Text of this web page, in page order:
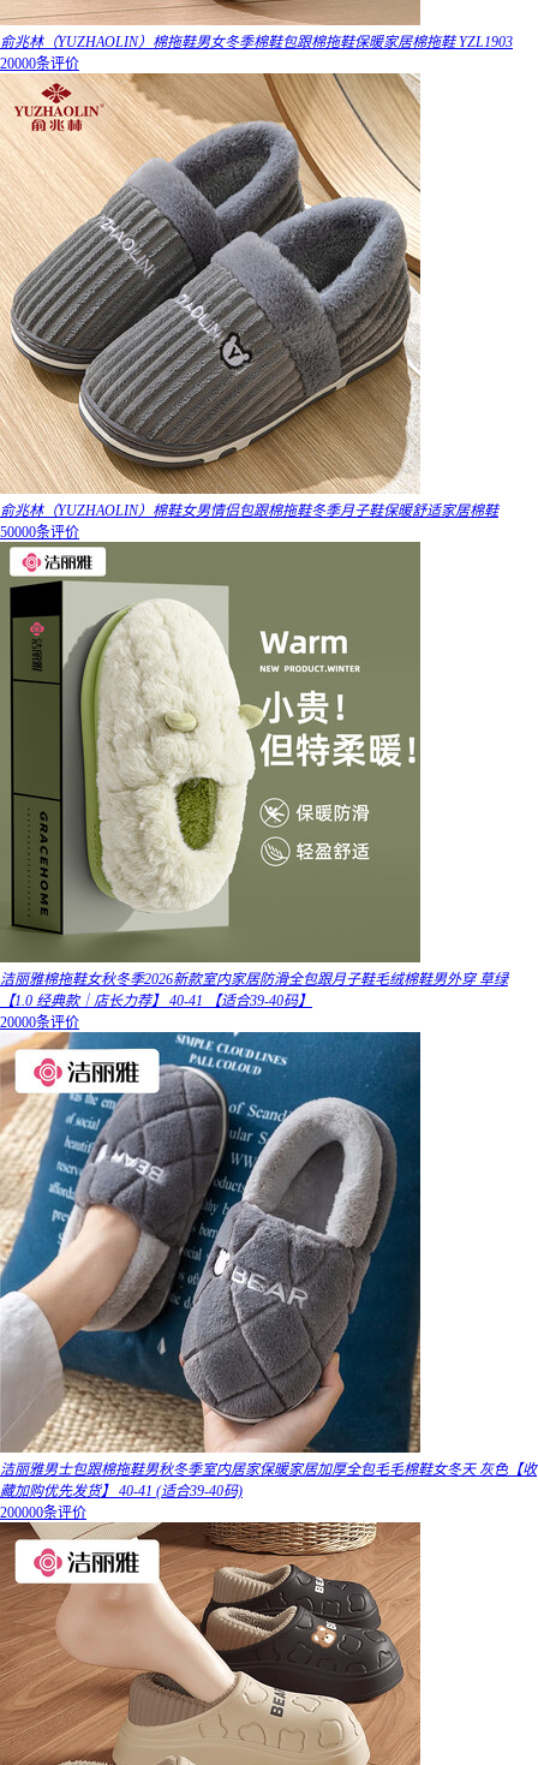
俞兆林（YUZHAOLIN）棉拖鞋男女冬季棉鞋包跟棉拖鞋保暖家居棉拖鞋 YZL1903
20000条评价
俞兆林（YUZHAOLIN）棉鞋女男情侣包跟棉拖鞋冬季月子鞋保暖舒适家居棉鞋
50000条评价
洁丽雅棉拖鞋女秋冬季2026新款室内家居防滑全包跟月子鞋毛绒棉鞋男外穿 草绿
【1.0 经典款｜店长力荐】 40-41 【适合39-40码】
20000条评价
洁丽雅男士包跟棉拖鞋男秋冬季室内居家保暖家居加厚全包毛毛棉鞋女冬天 灰色【收
藏加购优先发货】 40-41 (适合39-40码)
200000条评价